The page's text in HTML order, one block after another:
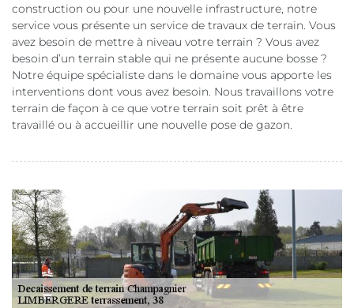
construction ou pour une nouvelle infrastructure, notre
service vous présente un service de travaux de terrain. Vous
avez besoin de mettre à niveau votre terrain ? Vous avez
besoin d’un terrain stable qui ne présente aucune bosse ?
Notre équipe spécialiste dans le domaine vous apporte les
interventions dont vous avez besoin. Nous travaillons votre
terrain de façon à ce que votre terrain soit prêt à être
travaillé ou à accueillir une nouvelle pose de gazon.